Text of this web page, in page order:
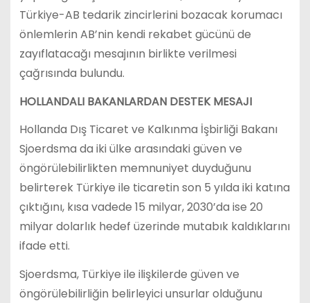
Türkiye-AB tedarik zincirlerini bozacak korumacı
önlemlerin AB’nin kendi rekabet gücünü de
zayıflatacağı mesajının birlikte verilmesi
çağrısında bulundu.
HOLLANDALI BAKANLARDAN DESTEK MESAJI
Hollanda Dış Ticaret ve Kalkınma İşbirliği Bakanı
Sjoerdsma da iki ülke arasındaki güven ve
öngörülebilirlikten memnuniyet duyduğunu
belirterek Türkiye ile ticaretin son 5 yılda iki katına
çıktığını, kısa vadede 15 milyar, 2030’da ise 20
milyar dolarlık hedef üzerinde mutabık kaldıklarını
ifade etti.
Sjoerdsma, Türkiye ile ilişkilerde güven ve
öngörülebilirliğin belirleyici unsurlar olduğunu